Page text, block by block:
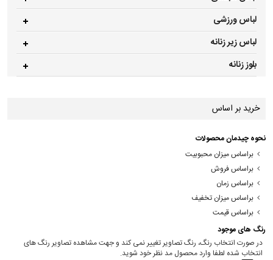
لباس ورزشی
لباس زیر زنانه
بلوز زنانه
خرید بر اساس
نحوه چیدمان محصولات
براساس میزان محبوبیت
براساس فروش
براساس زمان
براساس میزان تخفیف
براساس قیمت
رنگ های موجود
در صورت انتخاب رنگ، رنگ تصاویر تغییر نمی کند و جهت مشاهده تصاویر رنگ های
انتخاب شده لطفا وارد محصول مد نظر خود شوید.